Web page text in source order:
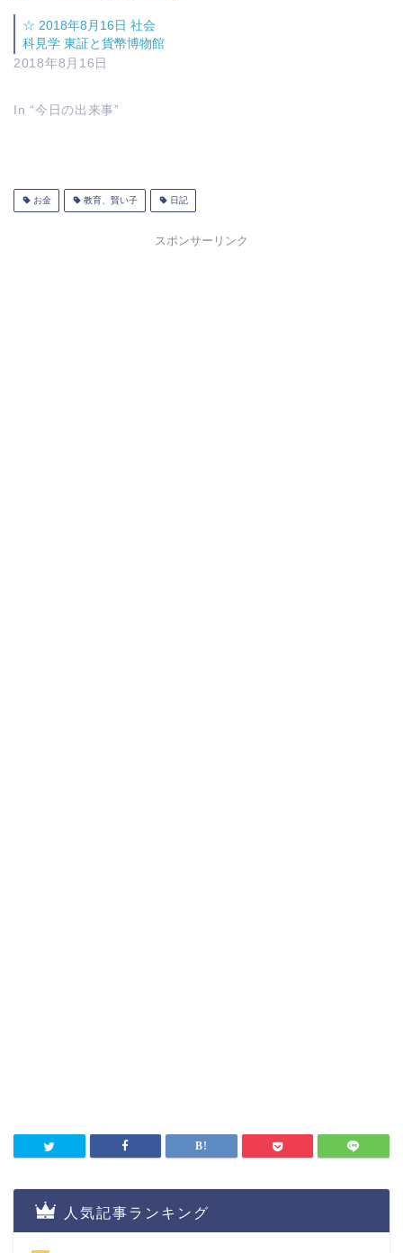
☆ 2018年8月16日 社会
科見学 東証と貨幣博物館
2018年8月16日
In “今日の出来事”
お金 教育、賢い子 日記
スポンサーリンク
人気記事ランキング